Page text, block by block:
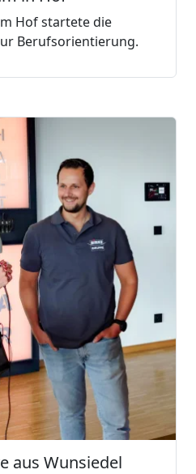
Hof startete die
Berufsorientierung.
aus Wunsiedel